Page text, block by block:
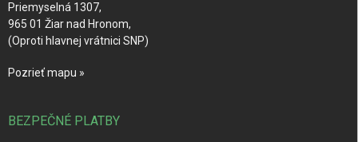
Priemyselná 1307,
965 01 Žiar nad Hronom,
(Oproti hlavnej vrátnici SNP)
Pozrieť mapu »
BEZPEČNÉ PLATBY